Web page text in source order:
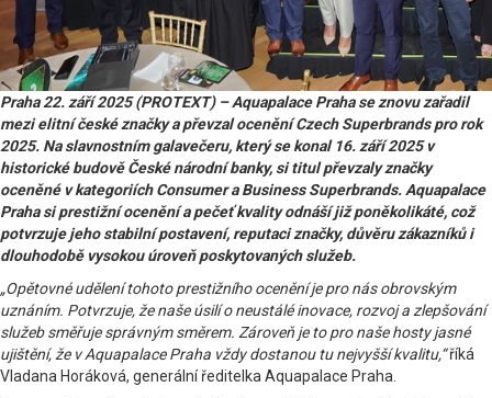
Praha 22. září 2025 (PROTEXT) – Aquapalace Praha se znovu zařadil
mezi elitní české značky a převzal ocenění Czech Superbrands pro rok
2025. Na slavnostním galavečeru, který se konal 16. září 2025 v
historické budově České národní banky, si titul převzaly značky
oceněné v kategoriích Consumer a Business Superbrands. Aquapalace
Praha si prestižní ocenění a pečeť kvality odnáší již poněkolikáté, což
potvrzuje jeho stabilní postavení, reputaci značky, důvěru zákazníků i
dlouhodobě vysokou úroveň poskytovaných služeb.
„Opětovné udělení tohoto prestižního ocenění je pro nás obrovským
uznáním. Potvrzuje, že naše úsilí o neustálé inovace, rozvoj a zlepšování
služeb směřuje správným směrem. Zároveň je to pro naše hosty jasné
ujištění, že v Aquapalace Praha vždy dostanou tu nejvyšší kvalitu,“říká
Vladana Horáková, generální ředitelka Aquapalace Praha.